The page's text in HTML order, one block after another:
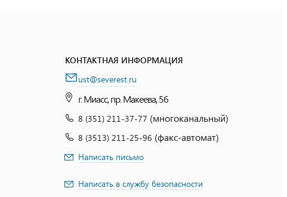
КОНТАКТНАЯ ИНФОРМАЦИЯ
ust@severest.ru
г. Миасс, пр. Макеева, 56
8 (351) 211-37-77 (многоканальный)
8 (3513) 211-25-96 (факс-автомат)
Написать письмо
Написать в службу безопасности